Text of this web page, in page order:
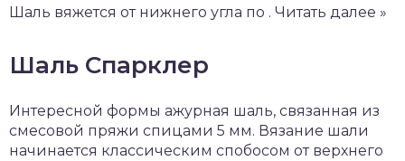
Шаль вяжется от нижнего угла по . Читать далее »
Шаль Спарклер
Интересной формы ажурная шаль, связанная из
смесовой пряжи спицами 5 мм. Вязание шали
начинается классическим спобосом от верхнего